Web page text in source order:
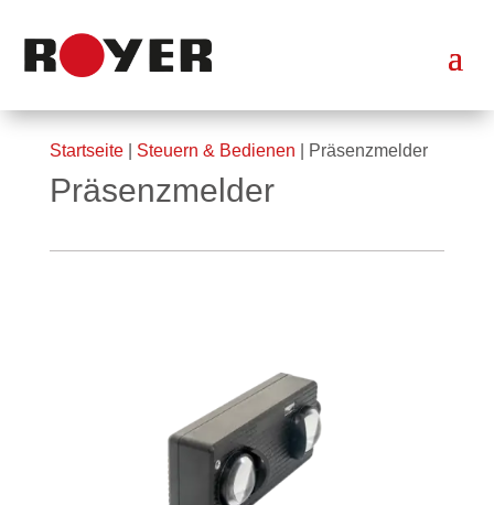
Startseite| Steuern & Bedienen | Präsenzmelder
Präsenzmelder